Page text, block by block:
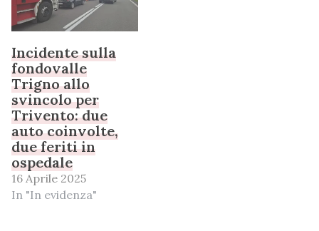
Incidente sulla
fondovalle
Trigno allo
svincolo per
Trivento: due
auto coinvolte,
due feriti in
ospedale
16 Aprile 2025
In "In evidenza"